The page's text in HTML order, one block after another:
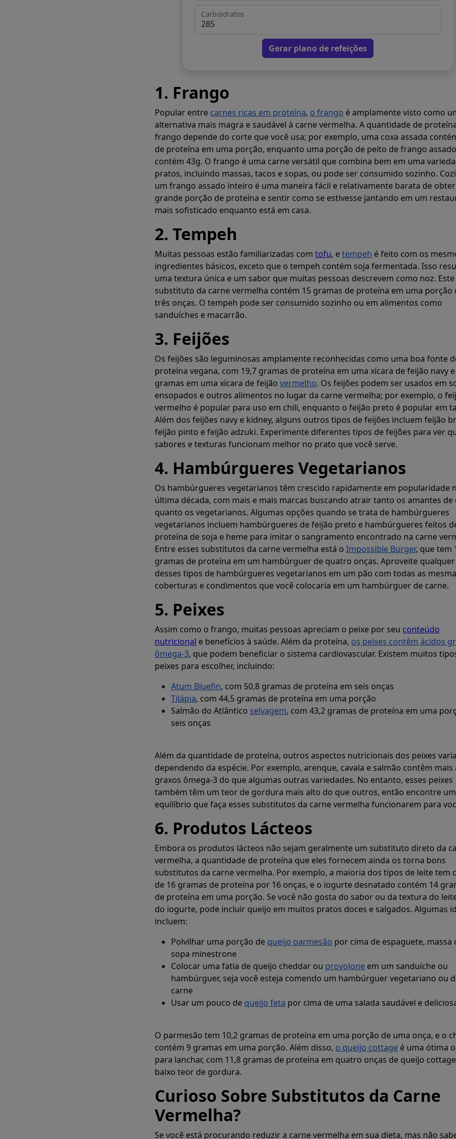
Carboidratos
Gerar plano de refeições
1. Frango
Popular entre carnes ricas em proteína, o frango é amplamente visto como
alternativa mais magra e saudável à carne vermelha. A quantidade de
frango depende do corte que você usa; por exemplo, uma coxa assada
de proteína em uma porção, enquanto uma porção de peito de frango assado
contém 43g. O frango é uma carne versátil que combina bem em uma
pratos, incluindo massas, tacos e sopas, ou pode ser consumido sozinho.
um frango assado inteiro é uma maneira fácil e relativamente barata de
grande porção de proteína e sentir como se estivesse jantando em um
mais sofisticado enquanto está em casa.
2. Tempeh
Muitas pessoas estão familiarizadas com tofu, etempeh é feito com os
ingredientes básicos, exceto que o tempeh contém soja fermentada. Isso
uma textura única e um sabor que muitas pessoas descrevem como noz. Este
substituto da carne vermelha contém 15 gramas de proteína em uma porção
três onças. O tempeh pode ser consumido sozinho ou em alimentos como
sanduíches e macarrão.
3. Feijões
Os feijões são leguminosas amplamente reconhecidas como uma boa fonte
proteína vegana, com 19,7 gramas de proteína em uma xícara de feijão navy e
gramas em uma xícara de feijão vermelho. Os feijões podem ser usados em
ensopados e outros alimentos no lugar da carne vermelha; por exemplo, o
vermelho é popular para uso em chili, enquanto o feijão preto é popular em
Além dos feijões navy e kidney, alguns outros tipos de feijões incluem feijão
feijão pinto e feijão adzuki. Experimente diferentes tipos de feijões para ver
sabores e texturas funcionam melhor no prato que você serve.
4. Hambúrgueres Vegetarianos
Os hambúrgueres vegetarianos têm crescido rapidamente em popularidade
última década, com mais e mais marcas buscando atrair tanto os amantes de
quanto os vegetarianos. Algumas opções quando se trata de hambúrgueres
vegetarianos incluem hambúrgueres de feijão preto e hambúrgueres feitos
proteína de soja e heme para imitar o sangramento encontrado na carne
Entre esses substitutos da carne vermelha está o Impossible Burger, que tem
gramas de proteína em um hambúrguer de quatro onças. Aproveite
desses tipos de hambúrgueres vegetarianos em um pão com todas as
coberturas e condimentos que você colocaria em um hambúrguer de carne.
5. Peixes
Assim como o frango, muitas pessoas apreciam o peixe por seu conteúdo
nutricional e benefícios à saúde. Além da proteína, os peixes contêm ácidos
ômega-3, que podem beneficiar o sistema cardiovascular. Existem muitos
peixes para escolher, incluindo:
Atum Bluefin, com 50,8 gramas de proteína em seis onças
Tilápia, com 44,5 gramas de proteína em uma porção
Salmão do Atlântico selvagem, com 43,2 gramas de proteína em uma
seis onças
Além da quantidade de proteína, outros aspectos nutricionais dos peixes
dependendo da espécie. Por exemplo, arenque, cavala e salmão contêm mais
graxos ômega-3 do que algumas outras variedades. No entanto, esses peixes
também têm um teor de gordura mais alto do que outros, então encontre um
equilíbrio que faça esses substitutos da carne vermelha funcionarem para
6. Produtos Lácteos
Embora os produtos lácteos não sejam geralmente um substituto direto da
vermelha, a quantidade de proteína que eles fornecem ainda os torna bons
substitutos da carne vermelha. Por exemplo, a maioria dos tipos de leite tem
de 16 gramas de proteína por 16 onças, e o iogurte desnatado contém 14
de proteína em uma porção. Se você não gosta do sabor ou da textura do
do iogurte, pode incluir queijo em muitos pratos doces e salgados. Algumas
incluem:
Polvilhar uma porção de queijo parmesão por cima de espaguete, massa
sopa minestrone
Colocar uma fatia de queijo cheddar ou provolone em um sanduíche ou
hambúrguer, seja você esteja comendo um hambúrguer vegetariano ou
carne
Usar um pouco de queijo feta por cima de uma salada saudável e
O parmesão tem 10,2 gramas de proteína em uma porção de uma onça, e o
contém 9 gramas em uma porção. Além disso, o queijo cottage é uma ótima
para lanchar, com 11,8 gramas de proteína em quatro onças de queijo
baixo teor de gordura.
Curioso Sobre Substitutos da Carne
Vermelha?
Se você está procurando reduzir a carne vermelha em sua dieta, mas não
Gerar
planos de
Crie instantaneamente planos de refeições que
macro e calóricas.
Prospre: planejador de refeições
Dieta Personalizada e Dieta Personalizada Rastreador Macro
4.8 • LIVRE